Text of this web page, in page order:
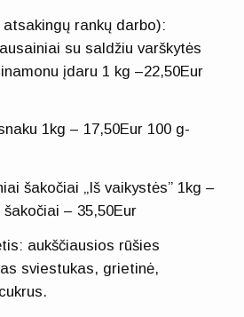
rankų darbo):
su saldžiu varškytės
įdaru 1 kg –22,50Eur
1kg – 17,50Eur 100 g-
šakočiai „Iš vaikystės” 1kg –
– 35,50Eur
aukščiausios rūšies
sviestukas, grietinė,